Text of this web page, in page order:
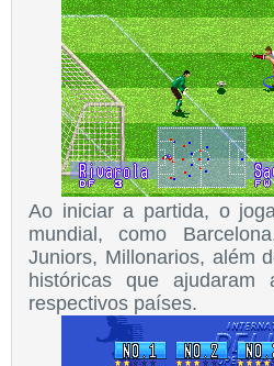
Ao iniciar a partida, o
mundial, como
Juniors, Millonarios, além
históricas que
respectivos países.